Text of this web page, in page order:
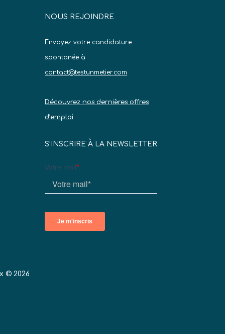
NOUS REJOINDRE
Envoyez votre candidature
spontanée à
contact@testunmetier.com
Découvrez nos dernières offres
d’emploi
S’INSCRIRE À LA NEWSLETTER
© 2026